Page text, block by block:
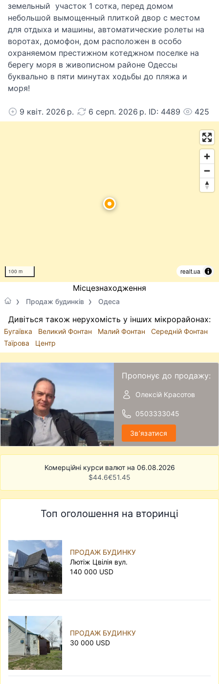
земельный участок 1 сотка, перед домом
небольшой вымощенный плиткой двор с местом
для отдыха и машины, автоматические ролеты на
воротах, домофон, дом расположен в особо
охраняемом престижном котеджном поселке на
берегу моря в живописном районе Одессы
буквально в пяти минутах ходьбы до пляжа и
моря!
9 квіт. 2026 р. 6 серп. 2026 р. ID: 4489 425
100 m realt.ua
Місцезнаходження
Продаж будинків Одеса
Дивіться також нерухомість у інших мікрорайонах:
Бугаївка Великий Фонтан Малий Фонтан
Середній Фонтан
Таїрова
Центр
Пропонує до продажу:
Олексій Красотов
0503333045
Звʼязатися
Комерційні курси валют на 06.08.2026
$44.6€51.45
Топ оголошення на вторинці
ПРОДАЖ БУДИНКУ
Лютіж Цвілія вул.
140 000 USD
ПРОДАЖ БУДИНКУ
30 000 USD